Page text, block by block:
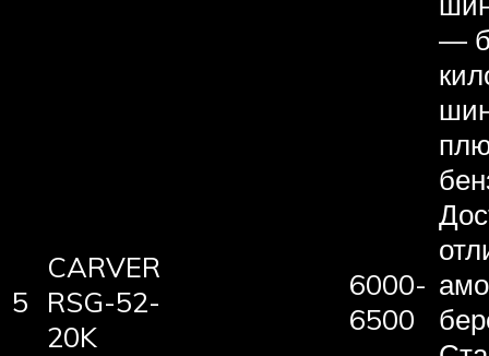
5
CARVER
RSG-52-
20K
6000-
6500
—